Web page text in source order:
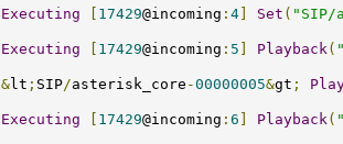
Executing [ 17429@incoming : 4] Set ( "SIP/
Executing [ 17429@incoming : 5 ] Playback (
&lt ; SIP/asterisk_core -00000005&gt ;
Executing [ 17429@incoming : 6 ] Playback (